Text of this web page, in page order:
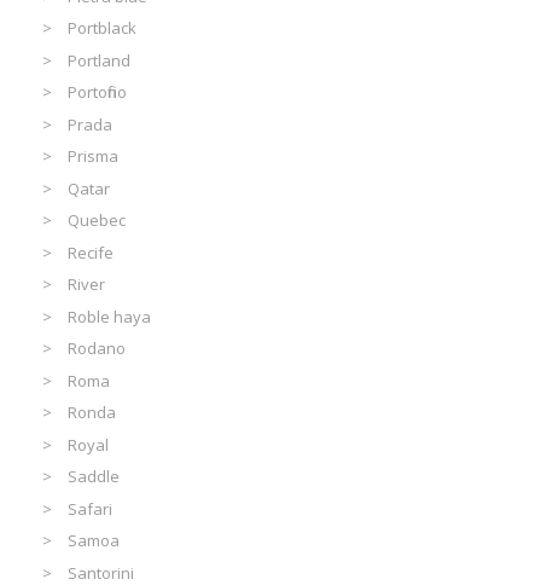
Portblack
Portland
Portofino
Prada
Prisma
Qatar
Quebec
Recife
River
Roble haya
Rodano
Roma
Ronda
Royal
Saddle
Safari
Samoa
Santorini